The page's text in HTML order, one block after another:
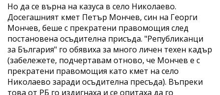
Но да се върна на казуса в село Николаево.
Досегашният кмет Петър Мончев, син на Георги
Мончев, беше с прекратени правомощия след
постановена осъдителна присъда. "Републиканци
за България" го обявиха за много личен техен кадър
(забележете, подчертавам отново, че Мончев е с
прекратени правомощия като кмет на село
Николаево заради осъдителна пресъда). Въпреки
това от РБ го издигнаха и се опитаха да го